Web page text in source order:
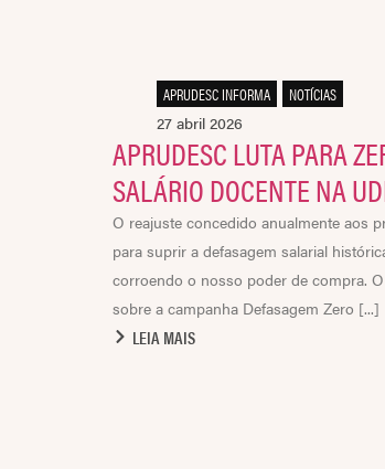
APRUDESC INFORMA
NOTÍCIAS
27 abril 2026
APRUDESC LUTA PARA
SALÁRIO DOCENTE NA
O reajuste concedido anualmente aos
para suprir a defasagem salarial
corroendo o nosso poder de compra.
sobre a campanha Defasagem Zero [...]
LEIA MAIS